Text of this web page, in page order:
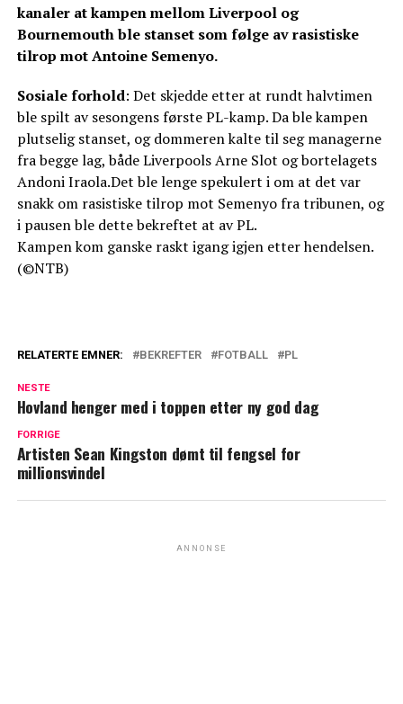
kanaler at kampen mellom Liverpool og
Bournemouth ble stanset som følge av rasistiske
tilrop mot Antoine Semenyo.
Sosiale forhold: Det skjedde etter at rundt halvtimen
ble spilt av sesongens første PL-kamp. Da ble kampen
plutselig stanset, og dommeren kalte til seg managerne
fra begge lag, både Liverpools Arne Slot og bortelagets
Andoni Iraola.Det ble lenge spekulert i om at det var
snakk om rasistiske tilrop mot Semenyo fra tribunen, og
i pausen ble dette bekreftet at av PL.
Kampen kom ganske raskt igang igjen etter hendelsen.
(©NTB)
RELATERTE EMNER: BEKREFTER FOTBALL PL
NESTE
Hovland henger med i toppen etter ny god dag
FORRIGE
Artisten Sean Kingston dømt til fengsel for
millionsvindel
ANNONSE